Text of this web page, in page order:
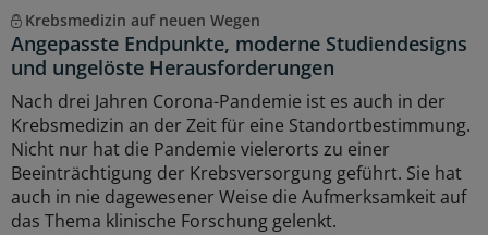
Krebsmedizin auf neuen Wegen
Angepasste Endpunkte, moderne Studiendesigns
und ungelöste Herausforderungen
Nach drei Jahren Corona-Pandemie ist es auch in der
Krebsmedizin an der Zeit für eine Standortbestimmung.
Nicht nur hat die Pandemie vielerorts zu einer
Beeinträchtigung der Krebsversorgung geführt. Sie hat
auch in nie dagewesener Weise die Aufmerksamkeit auf
das Thema klinische Forschung gelenkt.